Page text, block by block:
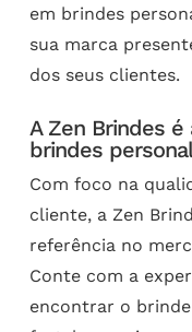
em brindes
sua marca
dos seus clientes.
A Zen Brindes
brindes
Com foco na
cliente, a Zen
referência no
Conte com a
encontrar o